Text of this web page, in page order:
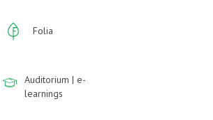
Folia
Auditorium | e-
learnings